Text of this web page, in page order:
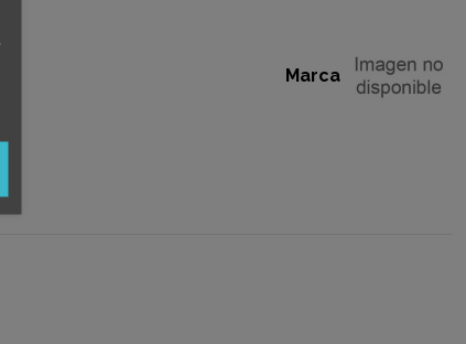
Marca